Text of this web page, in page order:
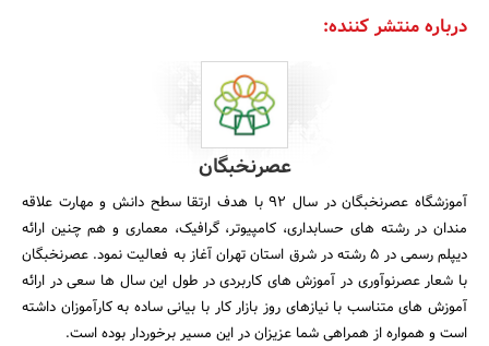
درباره منتشر کننده:
عصرنخبگان
آموزشگاه عصرنخبگان در سال 92 با هدف ارتقا سطح دانش و مهارت علاقه
مندان در رشته های حسابداری، کامپیوتر، گرافیک، معماری و هم چنین ارائه
دیپلم رسمی در 5 رشته در شرق استان تهران آغاز به فعالیت نمود. عصرنخبگان
با شعار عصرنوآوری در آموزش های کاربردی در طول این سال ها سعی در ارائه
آموزش های متناسب با نیازهای روز بازار کار با بیانی ساده به کارآموزان داشته
است و همواره از همراهی شما عزیزان در این مسیر برخوردار بوده است.